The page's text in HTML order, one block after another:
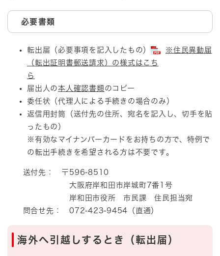
必要書類
転出届（必要事項を記入したもの）
※住民異動届
（転出証明書郵送請求）の様式はこち
ら
届出人の本人確認書類のコピー
委任状（代理人による手続きの場合のみ）
返信用封筒（送付先の住所、宛名を記入し、切手を貼
ったもの）
※有効なマイナンバーカードをお持ちの方で、特例で
の転出手続きを希望される方は不要です。
送付先： 〒596-8510
大阪府岸和田市岸城町7番1号
岸和田市役所 市民課 住民担当宛
問合せ先： 072-423-9454（直通）
海外へ引越しするとき（転出届）